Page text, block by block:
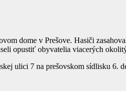
dome v Prešove. Hasiči
opustiť obyvatelia viacerých
ulici 7 na prešovskom sídlisku 6.